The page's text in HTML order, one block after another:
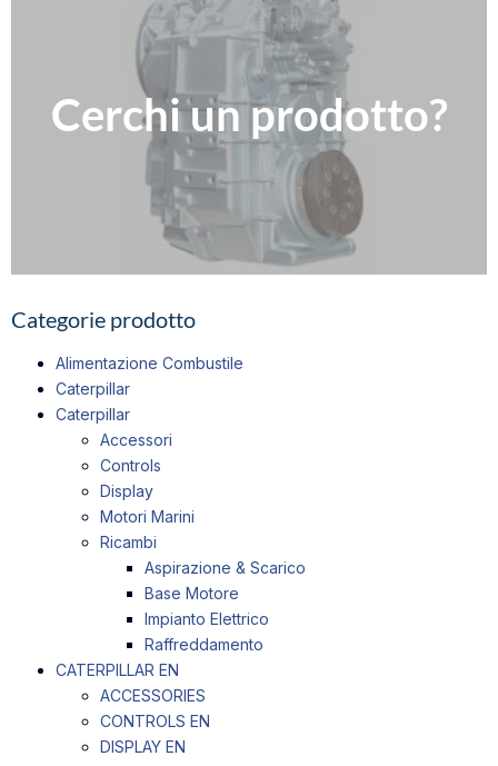
Cerchi un prodotto?
Contattaci
Compila il nostro modulo per richiedere informazioni
Clicca qui
Categorie prodotto
Alimentazione Combustile
Caterpillar
Caterpillar
Accessori
Controls
Display
Motori Marini
Ricambi
Aspirazione & Scarico
Base Motore
Impianto Elettrico
Raffreddamento
CATERPILLAR EN
ACCESSORIES
CONTROLS EN
DISPLAY EN